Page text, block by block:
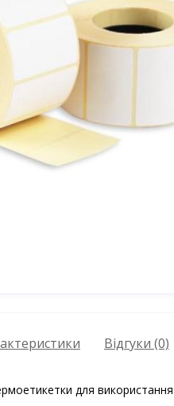
Відгуки (0)
для